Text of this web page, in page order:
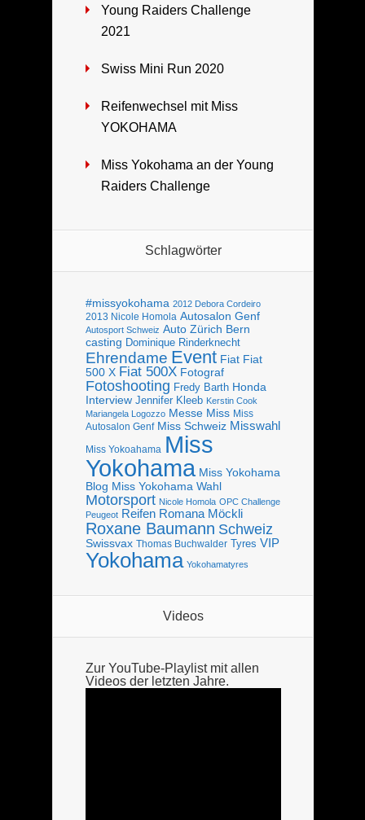
Young Raiders Challenge
2021
Swiss Mini Run 2020
Reifenwechsel mit Miss
YOKOHAMA
Miss Yokohama an der Young
Raiders Challenge
Schlagwörter
#missyokohama 2012 Debora Cordeiro
2013 Nicole Homola Autosalon Genf
Autosport Schweiz Auto Zürich Bern
casting Dominique Rinderknecht
Ehrendame Event Fiat Fiat
500 X Fiat 500X Fotograf
Fotoshooting Fredy Barth Honda
Interview Jennifer Kleeb Kerstin Cook
Mariangela Logozzo Messe Miss Miss
Autosalon Genf Miss Schweiz Misswahl
Miss Yokoahama Miss
Yokohama Miss Yokohama
Blog Miss Yokohama Wahl
Motorsport Nicole Homola OPC Challenge
Peugeot Reifen Romana Möckli
Roxane Baumann Schweiz
Swissvax Thomas Buchwalder Tyres VIP
Yokohama Yokohamatyres
Videos
Zur YouTube-Playlist mit allen
Videos der letzten Jahre.